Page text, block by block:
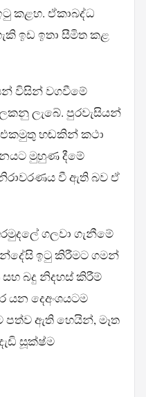
කළහ. ඒකාබද්ධ
ඉඩ ඉතා සීමිත කළ
විසින් වගවීමේ
ලැබේ. පුරවැසියන්
හඬකින් කථා
මුහුණ දීමේ
වී ඇති බව ඒ
ගලවා ගැනීමේ
ඉටු කිරීමට ගමන්
සහ බදු නිදහස් කිරීම්
යන දෙඅංශයටම
පත්ව ඇති හෙයින්, මෑත
සූක්ෂ්ම